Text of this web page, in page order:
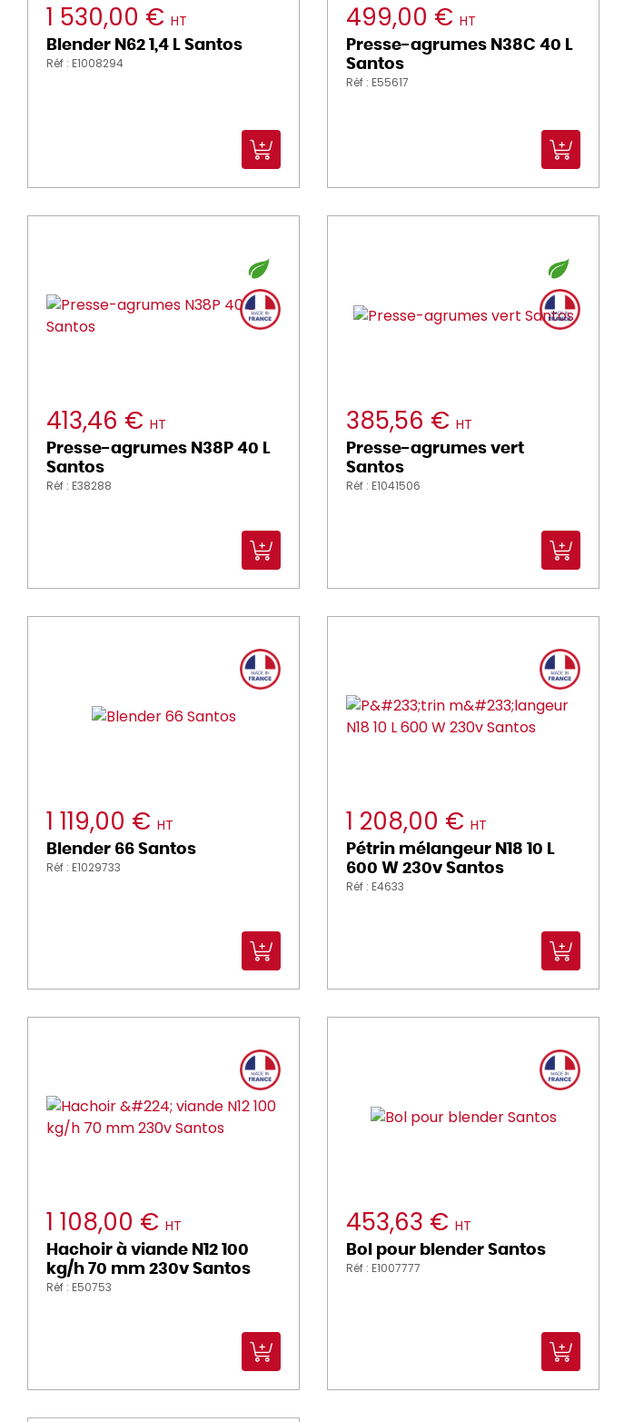
1 530,00 € HT
Blender N62 1,4 L Santos
Réf : E1008294
499,00 € HT
Presse-agrumes N38C 40 L
Santos
Réf : E55617
413,46 € HT
Presse-agrumes N38P 40 L
Santos
Réf : E38288
385,56 € HT
Presse-agrumes vert
Santos
Réf : E1041506
1 119,00 € HT
Blender 66 Santos
Réf : E1029733
1 208,00 € HT
Pétrin mélangeur N18 10 L
600 W 230v Santos
Réf : E4633
1 108,00 € HT
Hachoir à viande N12 100
kg/h 70 mm 230v Santos
Réf : E50753
453,63 € HT
Bol pour blender Santos
Réf : E1007777